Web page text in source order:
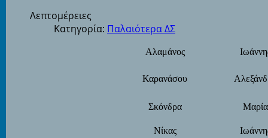
Λεπτομέρειες
Κατηγορία: Παλαιότερα ΔΣ
Αλαμάνος
Καρανάσου
Σκόνδρα Μαρία
Νίκας